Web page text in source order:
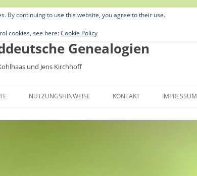
Genealogien
und Jens Kirchhoff
NUTZUNGSHINWEISE KONTAKT IMPRESSUM
By continuing to use this website, you agree to their use.
cookies, see here:Cookie Policy